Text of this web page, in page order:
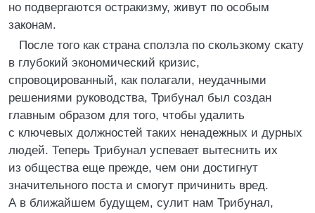
но подвергаются остракизму, живут по особым
законам.
После того как страна сползла по скользкому скату
в глубокий экономический кризис,
спровоцированный, как полагали, неудачными
решениями руководства, Трибунал был создан
главным образом для того, чтобы удалить
с ключевых должностей таких ненадежных и дурных
людей. Теперь Трибунал успевает вытеснить их
из общества еще прежде, чем они достигнут
значительного поста и смогут причинить вред.
А в ближайшем будущем, сулит нам Трибунал,